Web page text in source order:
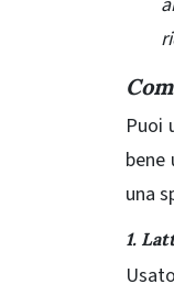
Puoi
bene
una
1.